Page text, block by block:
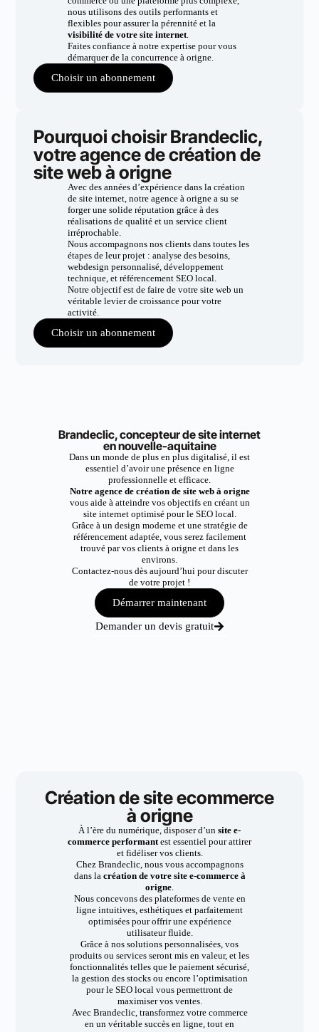
nous utilisons des outils performants et
flexibles pour assurer la pérennité et la
visibilité de votre site internet.
Faites confiance à notre expertise pour vous
démarquer de la concurrence à origne.
Choisir un abonnement
Pourquoi choisir Brandeclic,
votre agence de création de
site web à origne
Avec des années d’expérience dans la création
de site internet, notre agence à origne a su se
forger une solide réputation grâce à des
réalisations de qualité et un service client
irréprochable.
Nous accompagnons nos clients dans toutes les
étapes de leur projet : analyse des besoins,
webdesign personnalisé, développement
technique, et référencement SEO local.
Notre objectif est de faire de votre site web un
véritable levier de croissance pour votre
activité.
Choisir un abonnement
Brandeclic, concepteur de site internet
en nouvelle-aquitaine
Dans un monde de plus en plus digitalisé, il est
essentiel d’avoir une présence en ligne
professionnelle et efficace.
Notre agence de création de site web à origne
vous aide à atteindre vos objectifs en créant un
site internet optimisé pour le SEO local.
Grâce à un design moderne et une stratégie de
référencement adaptée, vous serez facilement
trouvé par vos clients à origne et dans les
environs.
Contactez-nous dès aujourd’hui pour discuter
de votre projet !
Démarrer maintenant
Demander un devis gratuit
Création de site ecommerce
à origne
À l’ère du numérique, disposer d’un site e-
commerce performantest essentiel pour attirer
et fidéliser vos clients.
Chez Brandeclic, nous vous accompagnons
dans la création de votre site e-commerce à
origne.
Nous concevons des plateformes de vente en
ligne intuitives, esthétiques et parfaitement
optimisées pour offrir une expérience
utilisateur fluide.
Grâce à nos solutions personnalisées, vos
produits ou services seront mis en valeur, et les
fonctionnalités telles que le paiement sécurisé,
la gestion des stocks ou encore l’optimisation
pour le SEO local vous permettront de
maximiser vos ventes.
Avec Brandeclic, transformez votre commerce
en un véritable succès en ligne, tout en